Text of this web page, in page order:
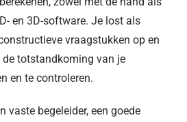
en 3D-software. Je lost als
vraagstukken op en
totstandkoming van je
en te controleren.
vaste begeleider, een goede